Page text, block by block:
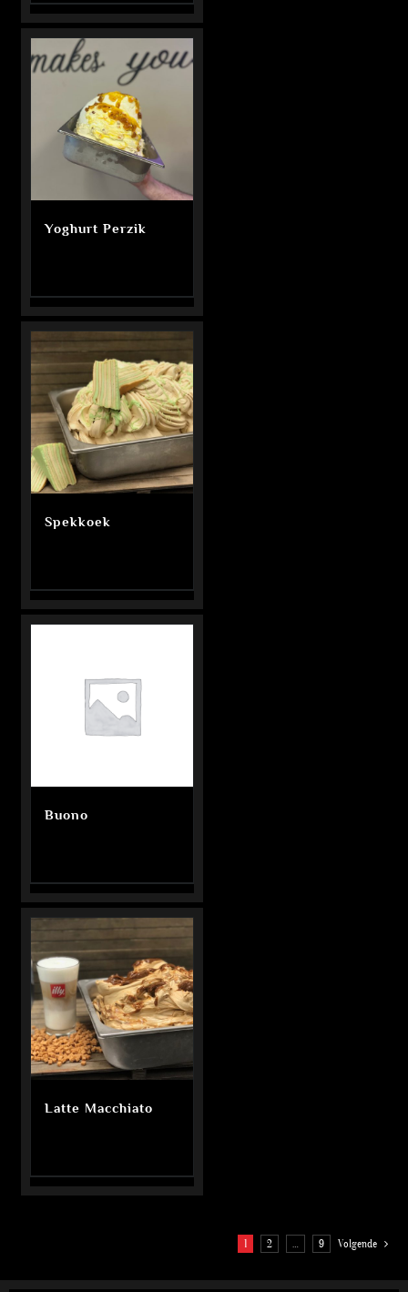
Yoghurt Perzik
Spekkoek
Buono
Latte Macchiato
1 2 … 9 Volgende